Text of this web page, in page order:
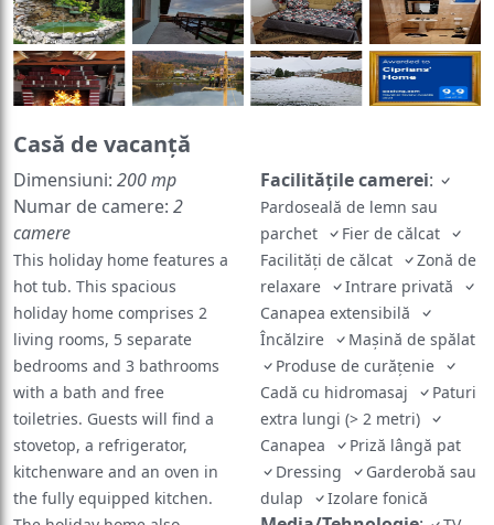
Casă de vacanță
Dimensiuni: 200 mp
Numar de camere: 2
camere
This holiday home features a
hot tub. This spacious
holiday home comprises 2
living rooms, 5 separate
bedrooms and 3 bathrooms
with a bath and free
toiletries. Guests will find a
stovetop, a refrigerator,
kitchenware and an oven in
the fully equipped kitchen.
Facilităţile camerei:
Pardoseală de lemn sau
parchet
Fier de călcat
Facilităţi de călcat
Zonă de
relaxare
Intrare privată
Canapea extensibilă
Încălzire
Maşină de spălat
Produse de curățenie
Cadă cu hidromasaj
Paturi
extra lungi (> 2 metri)
Canapea
Priză lângă pat
Dressing
Garderobă sau
dulap
Izolare fonică